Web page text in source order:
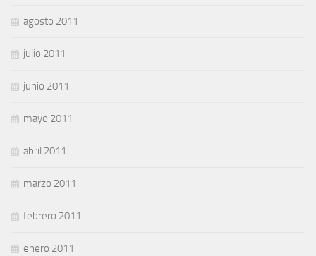
agosto 2011
julio 2011
junio 2011
mayo 2011
abril 2011
marzo 2011
febrero 2011
enero 2011